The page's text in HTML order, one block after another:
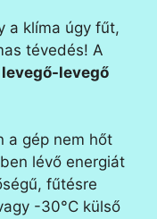
a klíma úgy fűt,
tévedés! A
levegő-levegő
a gép nem hőt
lévő energiát
fűtésre
-30°C külső